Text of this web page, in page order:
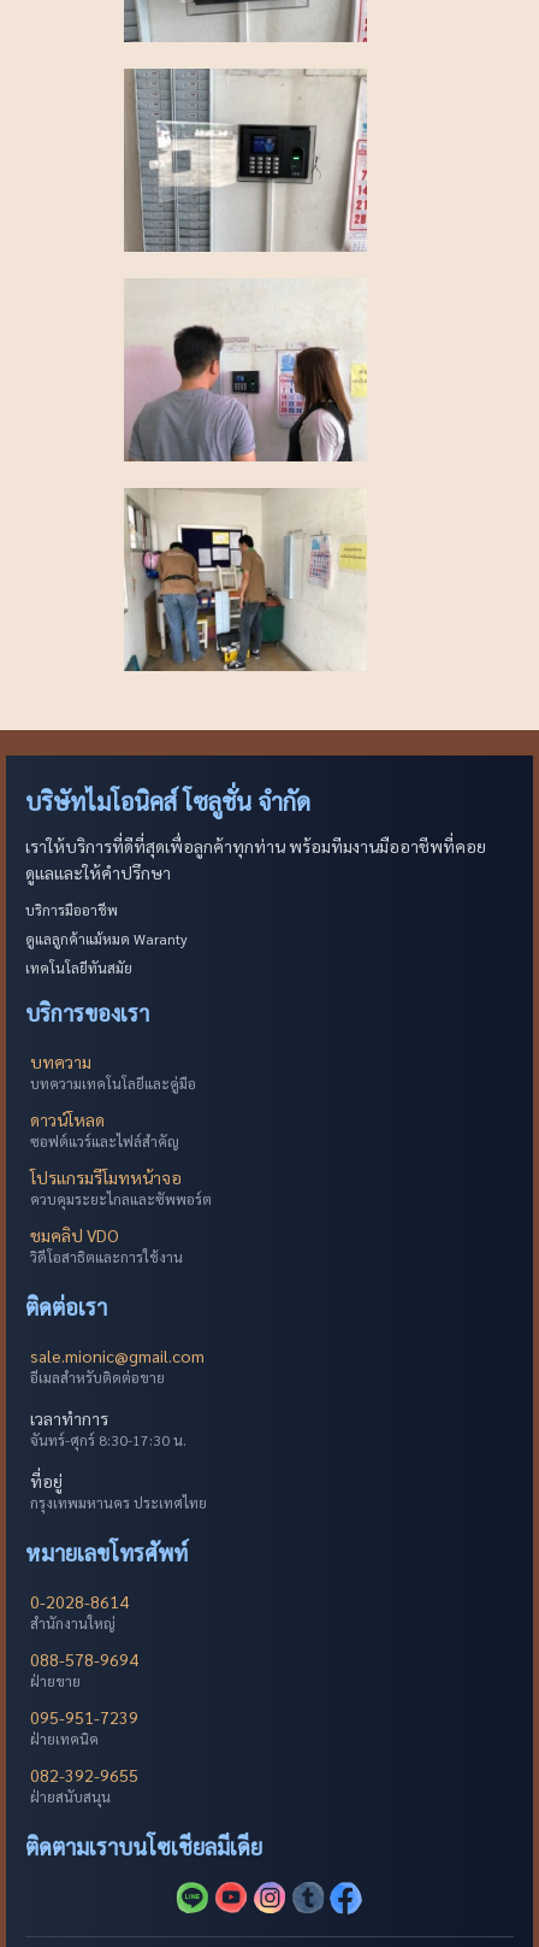
บริษัทไมโอนิคส์ โซลูชั่น จำกัด
เราให้บริการที่ดีที่สุดเพื่อลูกค้าทุกท่าน พร้อมทีมงานมืออาชีพที่คอย
ดูแลและให้คำปรึกษา
บริการมืออาชีพ
ดูแลลูกค้าแม้หมด Waranty
เทคโนโลยีทันสมัย
บริการของเรา
บทความ
บทความเทคโนโลยีและคู่มือ
ดาวน์โหลด
ซอฟต์แวร์และไฟล์สำคัญ
โปรแกรมรีโมทหน้าจอ
ควบคุมระยะไกลและซัพพอร์ต
ชมคลิป VDO
วิดีโอสาธิตและการใช้งาน
ติดต่อเรา
sale.mionic@gmail.com
อีเมลสำหรับติดต่อขาย
เวลาทำการ
จันทร์-ศุกร์ 8:30-17:30 น.
ที่อยู่
กรุงเทพมหานคร ประเทศไทย
หมายเลขโทรศัพท์
0-2028-8614
สำนักงานใหญ่
088-578-9694
ฝ่ายขาย
095-951-7239
ฝ่ายเทคนิค
082-392-9655
ฝ่ายสนับสนุน
ติดตามเราบนโซเชียลมีเดีย